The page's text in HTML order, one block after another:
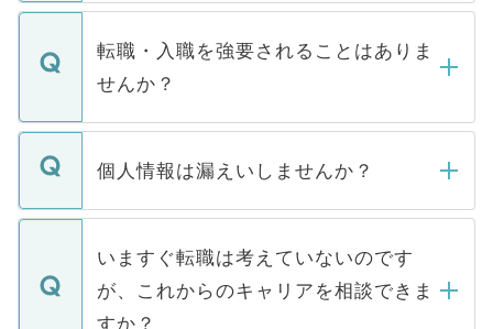
ます。通常、5営業日以内にはご連絡をせて
いただきますので、しばらくお待ちくださ
い。
マイナビDOCTORで取り扱っている求人の
うち約3割は、Webサイトからご覧いただ
けない「非公開求人」です。非公開求人は
下記の理由によって、一般には公開してい
ません。
■応募殺到を避けるため 人気のある医療機
関を公にしてしまうと、応募が殺到する場
に、医療機関が求める条件に合った人材の
みを人材紹介会社に依頼するケースが増え
ています。
転職・入職を強要されることはありま
せんか？
転職・入職を強要することは一切ありませ
ん。また、仮に応募先から内定をいただい
定を承諾する必要はありません。内定先へ
の辞退の連絡はキャリアパートナーが行い
ますので、ご安心ください。
個人情報は漏えいしませんか？
個人情報が漏えいすることはありませんの
で、ご安心ください。当サイトからの登録
などで収集したご登録者様の個人情報は、
ご本人のキャリアアップおよび転職活動の
いますぐ転職は考えていないのです
が、これからのキャリアを相談できま
すか？